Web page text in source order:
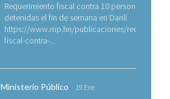
Requerimiento fiscal contra 10 personas
detenidas el fin de semana en Danlí
https://www.mp.hn/publicaciones/
fiscal-contra-...
Ministerio Público 19 Ene